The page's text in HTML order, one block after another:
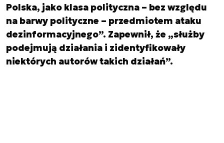
Polska, jako klasa polityczna – bez względu
na barwy polityczne – przedmiotem ataku
dezinformacyjnego”. Zapewnił, że „służby
podejmują działania i zidentyfikowały
niektórych autorów takich działań”.